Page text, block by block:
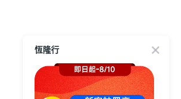
恆隆行